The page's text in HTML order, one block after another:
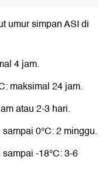
umur simpan ASI di
4 jam.
maksimal 24 jam.
atau 2-3 hari.
0°C: 2 minggu.
-18°C: 3-6